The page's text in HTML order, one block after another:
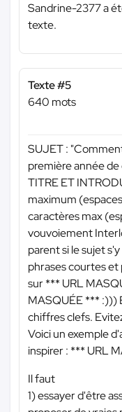
Sandrine-2377 a
texte.
Texte #5
640 mots
SUJET :
première année de
TITRE ET
maximum
caractères max
vouvoiement
parent si le sujet
phrases courtes
sur*** URL
MASQUÉE *** :)))
chiffres clefs.
Voici un exemple
inspirer : *** URL
Il faut
1) essayer d'être